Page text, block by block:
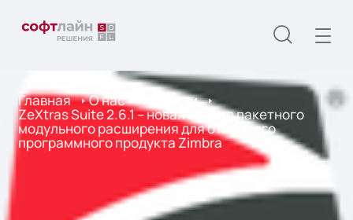
Главная О нас Новости
ZeXtras Suite 2.6.1 – новая версия пакетного
модульного расширения для открытого
программного продукта Zimbra